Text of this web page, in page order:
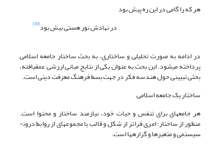
هر که را گامی در این ره پیش بود
در نهادش نور هستی بیش بود[10]
در ادامه به صورت تحلیلی و ساختاری، به بحث ساختار جامعه اسلامی
پرداخته می­شود. این بحث به عنوان یکی از نتایج مبانی ارزشی عمق­یافته،
بحثی تبیینی حول هندسه فکر در جهت بسط فرهنگ معرفت دینی است.
ساختار یک جامعه اسلامی
هر جامعه­ای برای تنفس و حیات خود، نیازمند ساختار و محتوا است.
منظور از ساختار؛ امری فراتر از شکل و قالب یا مجموعه­ای از روابط درون­
سیستمی و متغیرها و گزاره­ها است.